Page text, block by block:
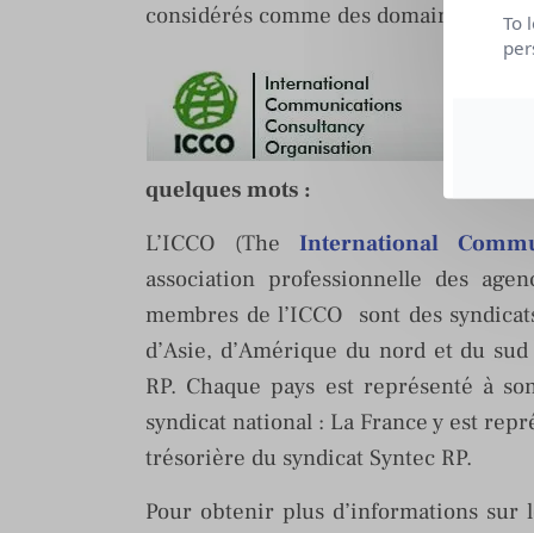
considérés comme des domaines
quelques mots :
L’ICCO (TheInternational
association professionnelle des
membres de l’ICCO sont des
d’Asie, d’Amérique du nord et du
RP. Chaque pays est représenté à
syndicat national : La France y est
trésorière du syndicat Syntec RP.
Pour obtenir plus d’informations sur
To